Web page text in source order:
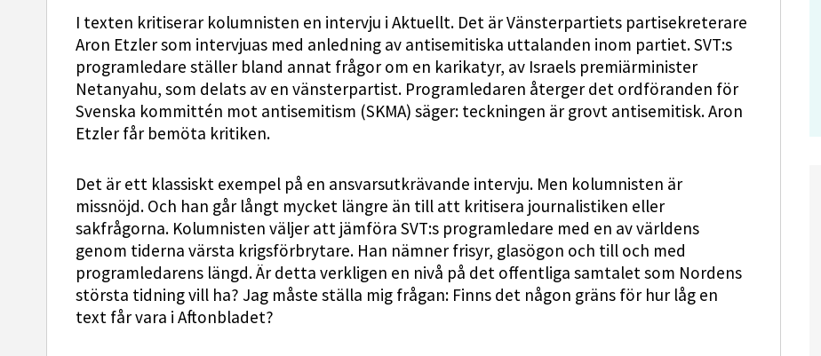
I texten kritiserar kolumnisten en intervju i Aktuellt. Det är Vänsterpartiets partisekreterare
Aron Etzler som intervjuas med anledning av antisemitiska uttalanden inom partiet. SVT:s
programledare ställer bland annat frågor om en karikatyr, av Israels premiärminister
Netanyahu, som delats av en vänsterpartist. Programledaren återger det ordföranden för
Svenska kommittén mot antisemitism (SKMA) säger: teckningen är grovt antisemitisk. Aron
Etzler får bemöta kritiken.
Det är ett klassiskt exempel på en ansvarsutkrävande intervju. Men kolumnisten är
missnöjd. Och han går långt mycket längre än till att kritisera journalistiken eller
sakfrågorna. Kolumnisten väljer att jämföra SVT:s programledare med en av världens
genom tiderna värsta krigsförbrytare. Han nämner frisyr, glasögon och till och med
programledarens längd. Är detta verkligen en nivå på det offentliga samtalet som Nordens
största tidning vill ha? Jag måste ställa mig frågan: Finns det någon gräns för hur låg en
text får vara i Aftonbladet?